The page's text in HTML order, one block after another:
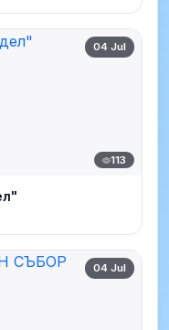
04 Jul
113
04 Jul